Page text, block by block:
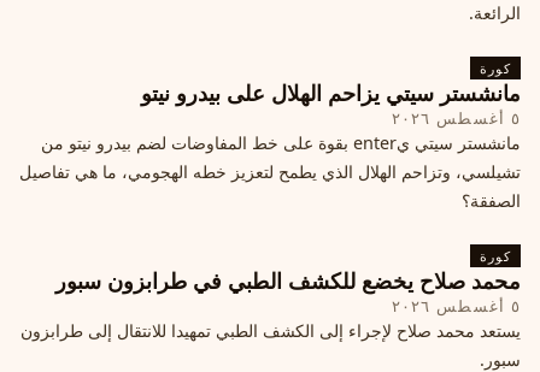
الرائعة.
كورة
مانشستر سيتي يزاحم الهلال على بيدرو نيتو
٥ أغسطس ٢٠٢٦
مانشستر سيتي يenter بقوة على خط المفاوضات لضم بيدرو نيتو من
تشيلسي، وتزاحم الهلال الذي يطمح لتعزيز خطه الهجومي، ما هي تفاصيل
الصفقة؟
كورة
محمد صلاح يخضع للكشف الطبي في طرابزون سبور
٥ أغسطس ٢٠٢٦
يستعد محمد صلاح لإجراء إلى الكشف الطبي تمهيدا للانتقال إلى طرابزون
سبور.